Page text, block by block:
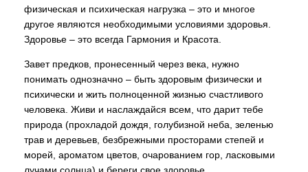
физическая и психическая нагрузка – это и многое
другое являются необходимыми условиями здоровья.
Здоровье – это всегда Гармония и Красота.
Завет предков, пронесенный через века, нужно
понимать однозначно – быть здоровым физически и
психически и жить полноценной жизнью счастливого
человека. Живи и наслаждайся всем, что дарит тебе
природа (прохладой дождя, голубизной неба, зеленью
трав и деревьев, безбрежными просторами степей и
морей, ароматом цветов, очарованием гор, ласковыми